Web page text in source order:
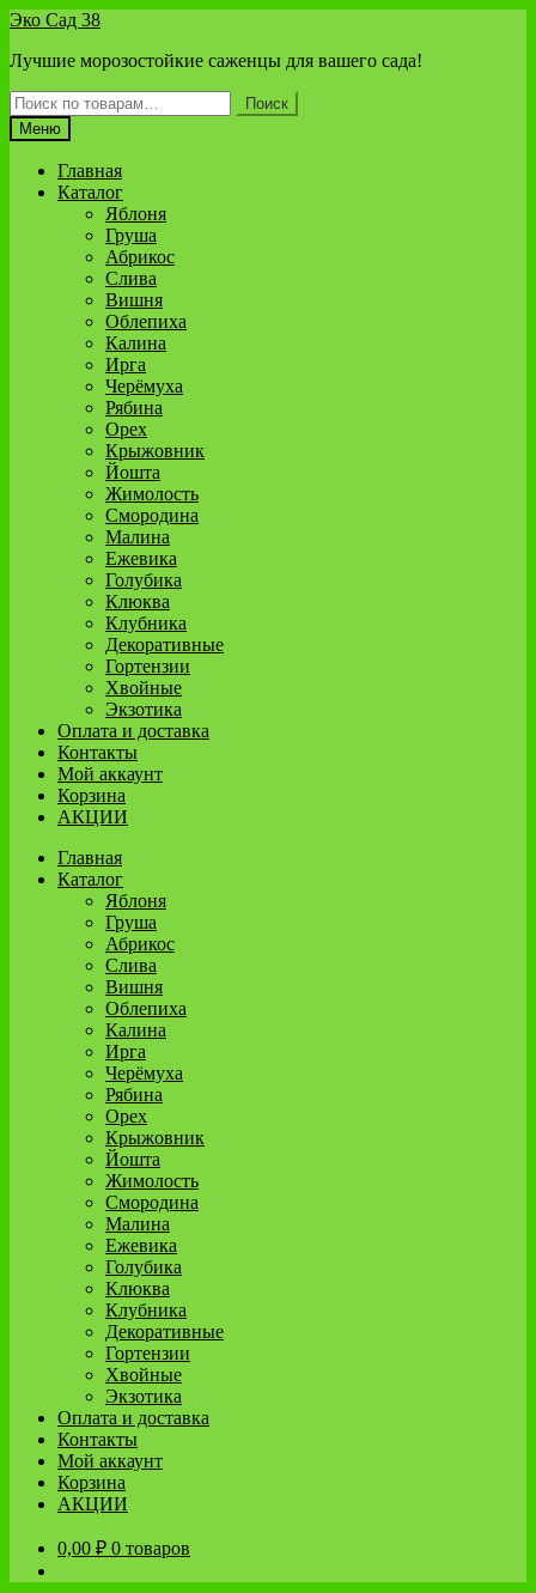
Перейти
навигации
Перейти
содержимому
Эко Сад 38
Лучшие морозостойкие саженцы для вашего сада!
Искать:
Поиск
Меню
Главная
Каталог
Яблоня
Груша
Абрикос
Слива
Вишня
Облепиха
Калина
Ирга
Черёмуха
Рябина
Орех
Крыжовник
Йошта
Жимолость
Смородина
Малина
Ежевика
Голубика
Клюква
Клубника
Декоративные
Гортензии
Хвойные
Экзотика
Оплата и доставка
Контакты
Мой аккаунт
Корзина
АКЦИИ
Главная
Каталог
Яблоня
Груша
Абрикос
Слива
Вишня
Облепиха
Калина
Ирга
Черёмуха
Рябина
Орех
Крыжовник
Йошта
Жимолость
Смородина
Малина
Ежевика
Голубика
Клюква
Клубника
Декоративные
Гортензии
Хвойные
Экзотика
Оплата и доставка
Контакты
Мой аккаунт
Корзина
АКЦИИ
0,00 ₽ 0 товаров